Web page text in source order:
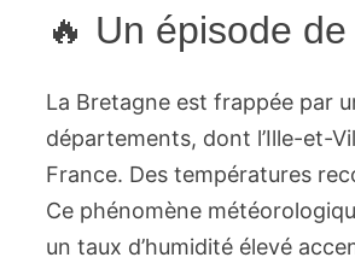
🔥 Un épisode
La Bretagne est frappée par
départements, dont l’Ille-et-
France. Des températures
Ce phénomène
un taux d’humidité élevé